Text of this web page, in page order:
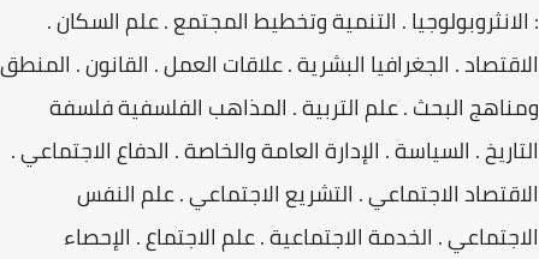
: الانثروبولوجيا . التنمية وتخطيط المجتمع . علم السكان .
الاقتصاد . الجغرافيا البشرية . علاقات العمل . القانون . المنطق
ومناهج البحث . علم التربية . المذاهب الفلسفية فلسفة
التاريخ . السياسة . الإدارة العامة والخاصة . الدفاع الاجتماعي .
الاقتصاد الاجتماعي . التشريع الاجتماعي . علم النفس
الاجتماعي . الخدمة الاجتماعية . علم الاجتماع . الإحصاء